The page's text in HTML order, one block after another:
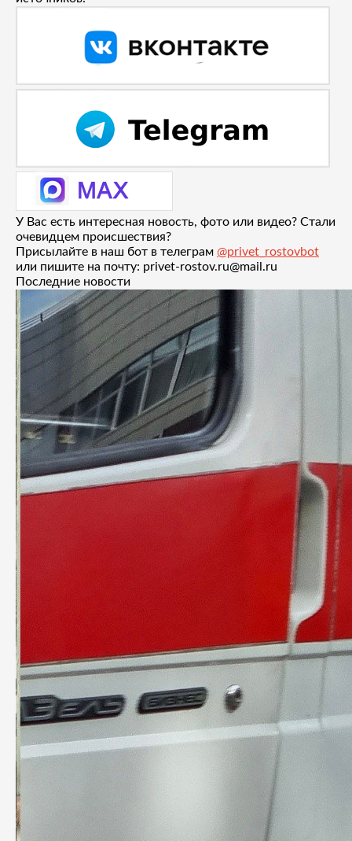
У Вас есть интересная новость, фото или видео? Стали
очевидцем происшествия?
Присылайте в наш бот в телеграм @privet_rostovbot
или пишите на почту: privet-rostov.ru@mail.ru
Последние новости